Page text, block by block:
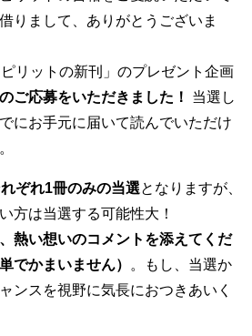
りまして、ありがとうございま
リットの新刊」のプレゼント企画
ご応募をいただきました！
当選し
にお手元に届いて読んでいただけ
ぞれ1冊のみの当選 となりますが、
方は当選する可能性大！
熱い想いのコメントを添えてくだ
でかまいません）
。もし、当選か
ンスを視野に気長におつきあいく